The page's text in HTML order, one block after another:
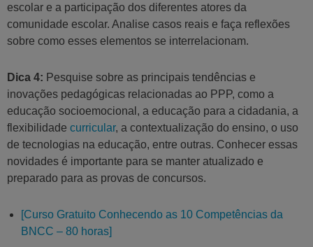
escolar e a participação dos diferentes atores da
comunidade escolar. Analise casos reais e faça reflexões
sobre como esses elementos se interrelacionam.
Dica 4: Pesquise sobre as principais tendências e
inovações pedagógicas relacionadas ao PPP, como a
educação socioemocional, a educação para a cidadania, a
flexibilidade curricular, a contextualização do ensino, o uso
de tecnologias na educação, entre outras. Conhecer essas
novidades é importante para se manter atualizado e
preparado para as provas de concursos.
[Curso Gratuito Conhecendo as 10 Competências da
BNCC – 80 horas]